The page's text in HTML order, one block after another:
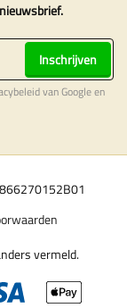
Inschrijven
van Google en
vermeld.